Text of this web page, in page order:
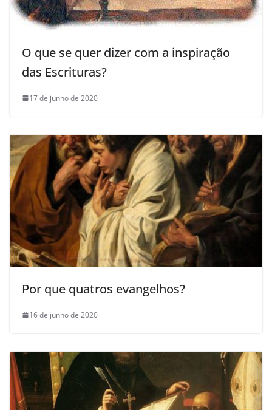
O que se quer dizer com a inspiração
das Escrituras?
17 de junho de 2020
Por que quatros evangelhos?
16 de junho de 2020